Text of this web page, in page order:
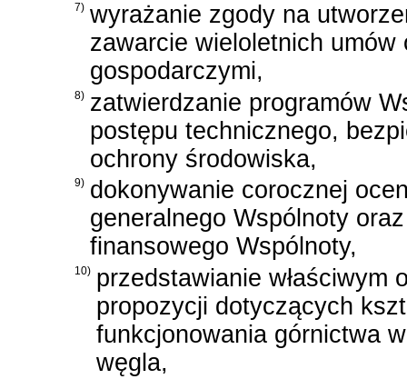
7) wyrażanie zgody na
zawarcie wieloletnich umów
gospodarczymi,
8) zatwierdzanie programów
postępu technicznego,
ochrony środowiska,
9) dokonywanie corocznej
generalnego Wspólnoty
finansowego Wspólnoty,
10) przedstawianie właściwym
propozycji dotyczących
funkcjonowania górnictwa
węgla,